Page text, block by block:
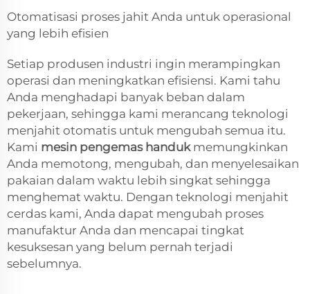
Otomatisasi proses jahit Anda untuk operasional
yang lebih efisien
Setiap produsen industri ingin merampingkan
operasi dan meningkatkan efisiensi. Kami tahu
Anda menghadapi banyak beban dalam
pekerjaan, sehingga kami merancang teknologi
menjahit otomatis untuk mengubah semua itu.
Kami mesin pengemas handuk memungkinkan
Anda memotong, mengubah, dan menyelesaikan
pakaian dalam waktu lebih singkat sehingga
menghemat waktu. Dengan teknologi menjahit
cerdas kami, Anda dapat mengubah proses
manufaktur Anda dan mencapai tingkat
kesuksesan yang belum pernah terjadi
sebelumnya.